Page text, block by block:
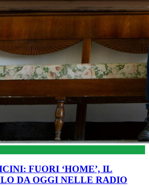
FUORI ‘HOME’, IL
DA OGGI NELLE RADIO